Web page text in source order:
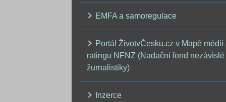
EMFA a samoregulace
Portál ŽivotvČesku.cz v Mapě médií
ratingu NFNZ (Nadační fond nezávislé
žurnalistiky)
Inzerce